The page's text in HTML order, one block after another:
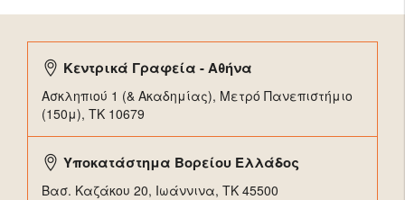
Κεντρικά Γραφεία - Αθήνα
Ασκληπιού 1 (& Ακαδημίας), Μετρό Πανεπιστήμιο
(150μ), TK 10679
Υποκατάστημα Βορείου Ελλάδος
Βασ. Καζάκου 20, Ιωάννινα, ΤΚ 45500